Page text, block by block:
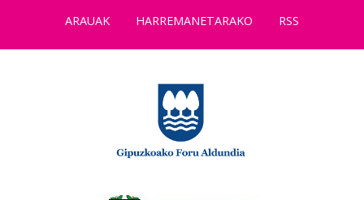
ARAUAK
HARREMANETARAKO RSS